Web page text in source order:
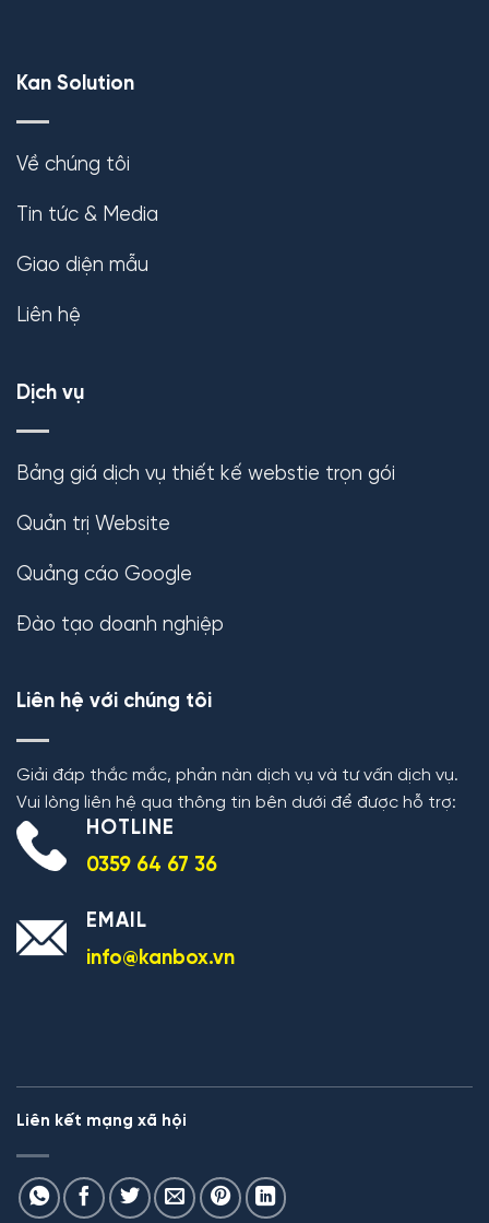
Kan Solution
Về chúng tôi
Tin tức & Media
Giao diện mẫu
Liên hệ
Dịch vụ
Bảng giá dịch vụ thiết kế webstie trọn gói
Quản trị Website
Quảng cáo Google
Đào tạo doanh nghiệp
Liên hệ với chúng tôi
Giải đáp thắc mắc, phản nàn dịch vụ và tư vấn dịch vụ.
Vui lòng liên hệ qua thông tin bên dưới để được hỗ trợ:
HOTLINE
0359 64 67 36
EMAIL
info@kanbox.vn
Liên kết mạng xã hội